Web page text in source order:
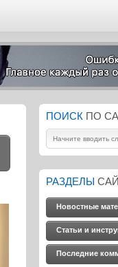
ПОИСК ПО
РАЗДЕЛЫ
Новостные
Статьи и
Последние